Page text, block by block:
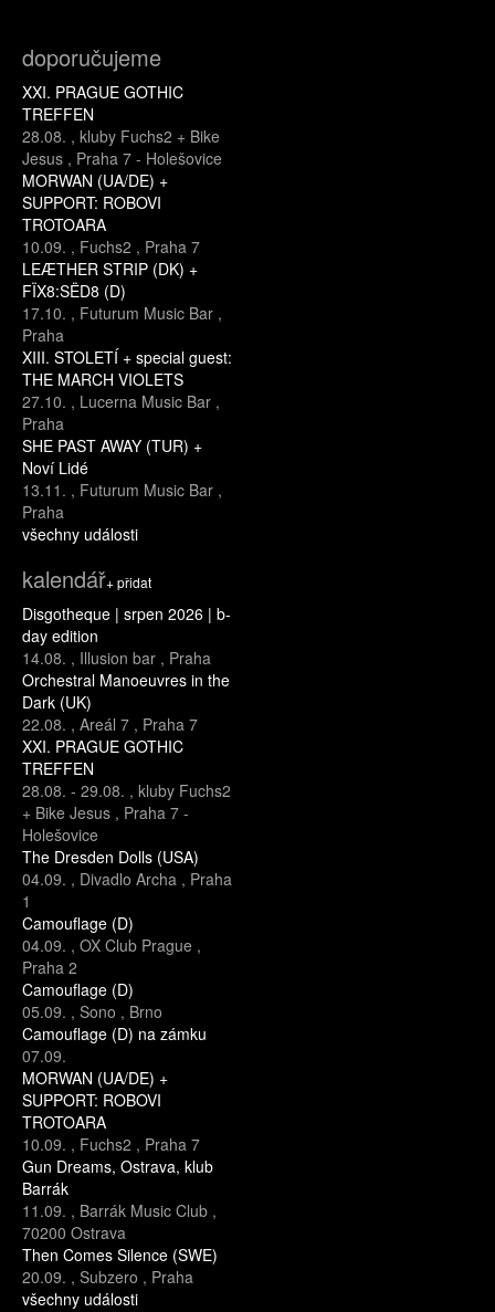
doporučujeme
XXI. PRAGUE GOTHIC
TREFFEN
28.08. , kluby Fuchs2 + Bike
Jesus , Praha 7 - Holešovice
MORWAN (UA/DE) +
SUPPORT: ROBOVI
TROTOARA
10.09. , Fuchs2 , Praha 7
LEÆTHER STRIP (DK) +
FÏX8:SËD8 (D)
17.10. , Futurum Music Bar ,
Praha
XIII. STOLETÍ + special guest:
THE MARCH VIOLETS
27.10. , Lucerna Music Bar ,
Praha
SHE PAST AWAY (TUR) +
Noví Lidé
13.11. , Futurum Music Bar ,
Praha
všechny události
kalendář+ přidat
Disgotheque | srpen 2026 | b-
day edition
14.08. , Illusion bar , Praha
Orchestral Manoeuvres in the
Dark (UK)
22.08. , Areál 7 , Praha 7
XXI. PRAGUE GOTHIC
TREFFEN
28.08. - 29.08. , kluby Fuchs2
+ Bike Jesus , Praha 7 -
Holešovice
The Dresden Dolls (USA)
04.09. , Divadlo Archa , Praha
1
Camouflage (D)
04.09. , OX Club Prague ,
Praha 2
Camouflage (D)
05.09. , Sono , Brno
Camouflage (D) na zámku
07.09.
MORWAN (UA/DE) +
SUPPORT: ROBOVI
TROTOARA
10.09. , Fuchs2 , Praha 7
Gun Dreams, Ostrava, klub
Barrák
11.09. , Barrák Music Club ,
70200 Ostrava
Then Comes Silence (SWE)
20.09. , Subzero , Praha
všechny události